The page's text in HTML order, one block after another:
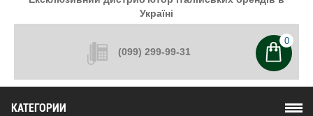
Україні
(099) 299-99-31
0
КАТЕГОРИИ